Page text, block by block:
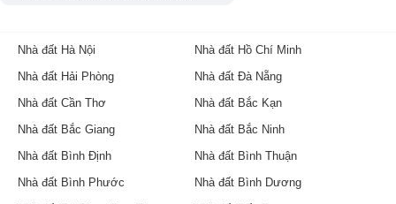
Nhà đất Hà Nội
Nhà đất Hồ Chí Minh
Nhà đất Hải Phòng
Nhà đất Đà Nẵng
Nhà đất Cần Thơ
Nhà đất Bắc Kạn
Nhà đất Bắc Giang
Nhà đất Bắc Ninh
Nhà đất Bình Định
Nhà đất Bình Thuận
Nhà đất Bình Phước
Nhà đất Bình Dương